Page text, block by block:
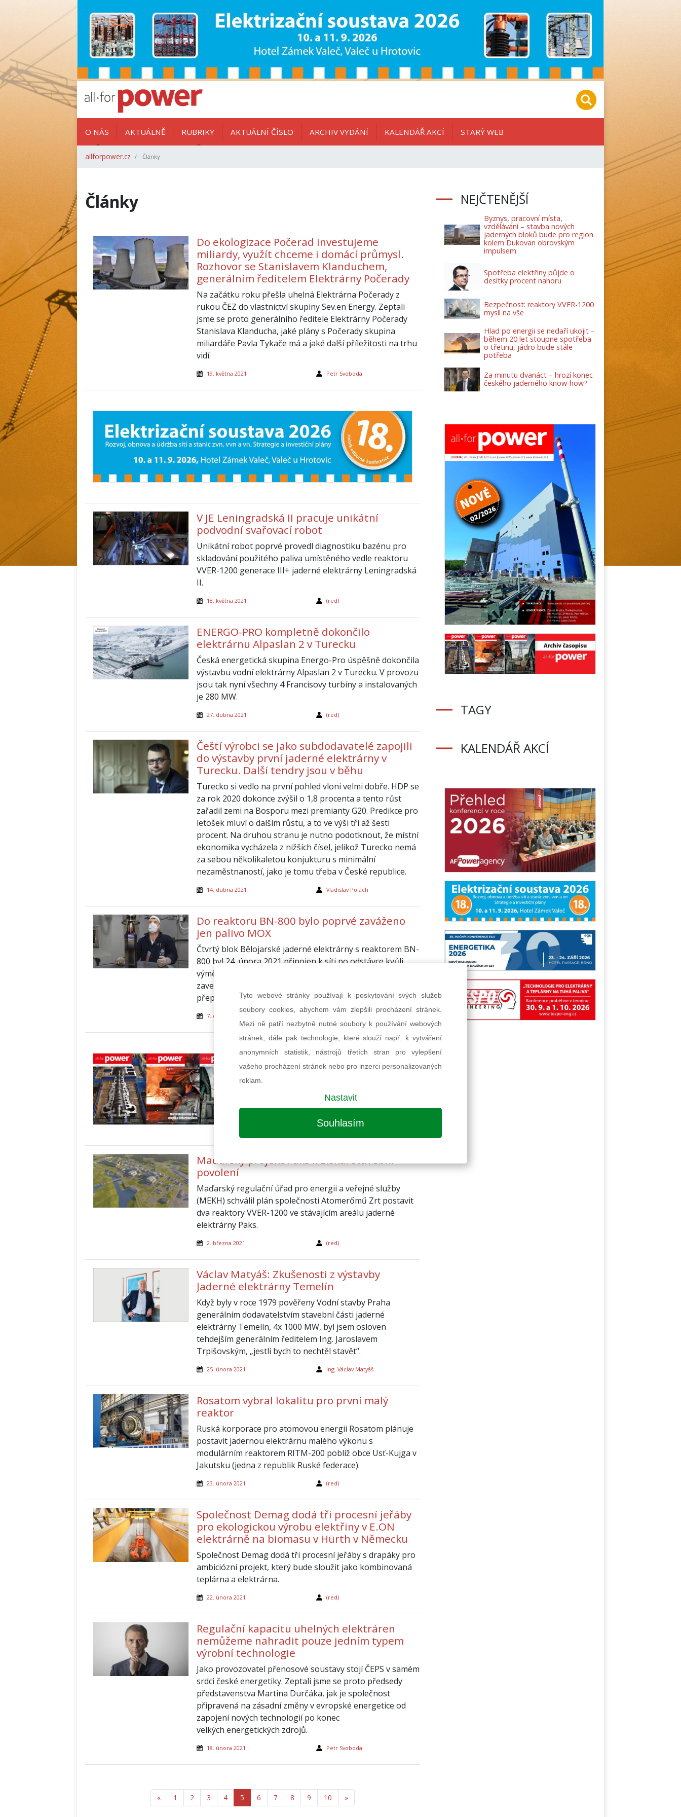
O NÁS AKTUÁLNĚ RUBRIKY AKTUÁLNÍ ČÍSLO ARCHIV VYDÁNÍ KALENDÁŘ AKCÍ STARÝ WEB
allforpower.cz Články
Články
Do ekologizace Počerad investujeme
miliardy, využít chceme i domácí průmysl.
Rozhovor se Stanislavem Klanduchem,
generálním ředitelem Elektrárny Počerady
Na začátku roku přešla uhelná Elektrárna Počerady z
rukou ČEZ do vlastnictví skupiny Sev.en Energy. Zeptali
jsme se proto generálního ředitele Elektrárny Počerady
Stanislava Klanducha, jaké plány s Počerady skupina
miliardáře Pavla Tykače má a jaké další příležitosti na trhu
vidí.
19. května 2021 Petr Svoboda
V JE Leningradská II pracuje unikátní
podvodní svařovací robot
Unikátní robot poprvé provedl diagnostiku bazénu pro
skladování použitého paliva umístěného vedle reaktoru
VVER-1200 generace III+ jaderné elektrárny Leningradská
II.
18. května 2021 (red)
ENERGO-PRO kompletně dokončilo
elektrárnu Alpaslan 2 v Turecku
Česká energetická skupina Energo-Pro úspěšně dokončila
výstavbu vodní elektrárny Alpaslan 2 v Turecku. V provozu
jsou tak nyní všechny 4 Francisovy turbíny a instalovaných
je 280 MW.
27. dubna 2021 (red)
Čeští výrobci se jako subdodavatelé zapojili
do výstavby první jaderné elektrárny v
Turecku. Další tendry jsou v běhu
Turecko si vedlo na první pohled vloni velmi dobře. HDP se
za rok 2020 dokonce zvýšil o 1,8 procenta a tento růst
zařadil zemi na Bosporu mezi premianty G20. Predikce pro
letošek mluví o dalším růstu, a to ve výši tří až šesti
procent. Na druhou stranu je nutno podotknout, že místní
ekonomika vycházela z nižších čísel, jelikož Turecko nemá
za sebou několikaletou konjukturu s minimální
nezaměstnaností, jako je tomu třeba v České republice.
14. dubna 2021 Vladislav Polách
Do reaktoru BN-800 bylo poprvé zaváženo
jen palivo MOX
Čtvrtý blok Bělojarské jaderné elektrárny s reaktorem BN-
800 byl 24. února 2021 připojen k síti po odstávce kvůli
výměně paliva. Během ní do něj bylo vůbec poprvé
zavezeno pouze čerstvé palivo MOX vyrobené
přepracováním použitého jaderného paliva.
7. dubna 2021
Maďarský projekt Paks II získal stavební
povolení
Maďarský regulační úřad pro energii a veřejné služby
(MEKH) schválil plán společnosti Atomerőmű Zrt postavit
dva reaktory VVER-1200 ve stávajícím areálu jaderné
elektrárny Paks.
2. března 2021 (red)
Václav Matyáš: Zkušenosti z výstavby
Jaderné elektrárny Temelín
Když byly v roce 1979 pověřeny Vodní stavby Praha
generálním dodavatelstvím stavební části jaderné
elektrárny Temelín, 4x 1000 MW, byl jsem osloven
tehdejším generálním ředitelem Ing. Jaroslavem
Trpišovským, „jestli bych to nechtěl stavět“.
25. února 2021 Ing. Václav Matyáš
Rosatom vybral lokalitu pro první malý
reaktor
Ruská korporace pro atomovou energii Rosatom plánuje
postavit jadernou elektrárnu malého výkonu s
modulárním reaktorem RITM-200 poblíž obce Usť-Kujga v
Jakutsku (jedna z republik Ruské federace).
23. února 2021 (red)
Společnost Demag dodá tři procesní jeřáby
pro ekologickou výrobu elektřiny v E.ON
elektrárně na biomasu v Hürth v Německu
Společnost Demag dodá tři procesní jeřáby s drapáky pro
ambiciózní projekt, který bude sloužit jako kombinovaná
teplárna a elektrárna.
22. února 2021 (red)
Regulační kapacitu uhelných elektráren
nemůžeme nahradit pouze jedním typem
výrobní technologie
Jako provozovatel přenosové soustavy stojí ČEPS v samém
srdci české energetiky. Zeptali jsme se proto předsedy
představenstva Martina Durčáka, jak je společnost
připravená na zásadní změny v evropské energetice od
zapojení nových technologií po konec
velkých energetických zdrojů.
18. února 2021 Petr Svoboda
« Předchozí
1 2 3 4 5 6 7 8 9 10 »
NEJČTENĚJŠÍ
Byznys, pracovní místa,
vzdělávání – stavba nových
jaderných bloků bude pro region
kolem Dukovan obrovským
impulsem
Spotřeba elektřiny půjde o
desítky procent nahoru
Bezpečnost: reaktory VVER-1200
myslí na vše
Hlad po energii se nedaří ukojit –
během 20 let stoupne spotřeba
o třetinu, jádro bude stále
potřeba
Za minutu dvanáct – hrozí konec
českého jaderného know-how?
TAGY
KALENDÁŘ AKCÍ
Tyto webové stránky používají k poskytování svých služeb
soubory cookies, abychom vám zlepšili procházení stránek.
Mezi ně patří nezbytně nutné soubory k používání webových
stránek, dále pak technologie, které slouží např. k vytváření
anonymních statistik, nástrojů třetích stran pro vylepšení
vašeho procházení stránek nebo pro inzerci personalizovaných
reklam.
Nastavit
Souhlasím